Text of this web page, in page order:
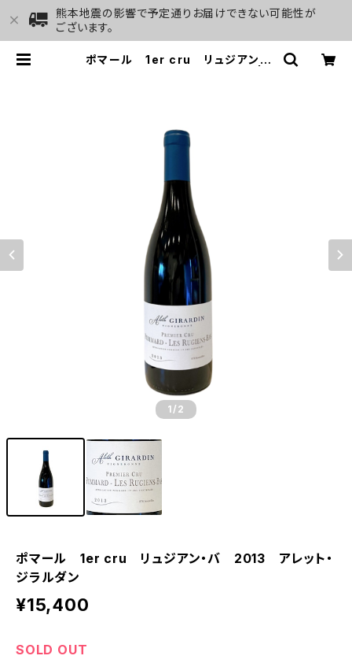
熊本地震の影響で予定通りお届けできない可能性が
ございます。
ポマール 1er cru リュジアン・
1 /2
ポマール 1er cru リュジアン・バ 2013 アレット・
ジラルダン
¥15,400
SOLD OUT